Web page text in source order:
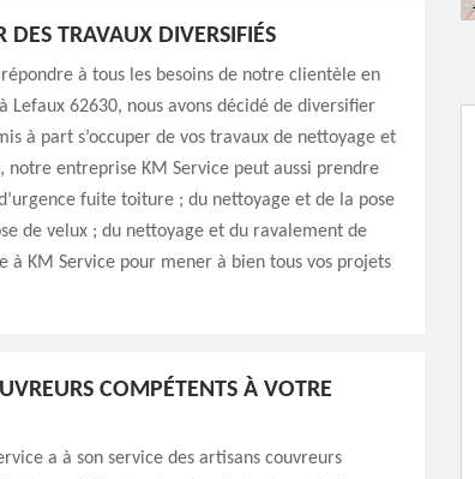
DES TRAVAUX DIVERSIFIÉS
à tous les besoins de notre clientèle en
Lefaux 62630, nous avons décidé de diversifier
à part s’occuper de vos travaux de nettoyage et
notre entreprise KM Service peut aussi prendre
fuite toiture ; du nettoyage et de la pose
de velux ; du nettoyage et du ravalement de
à KM Service pour mener à bien tous vos projets
COMPÉTENTS À VOTRE
a à son service des artisans couvreurs